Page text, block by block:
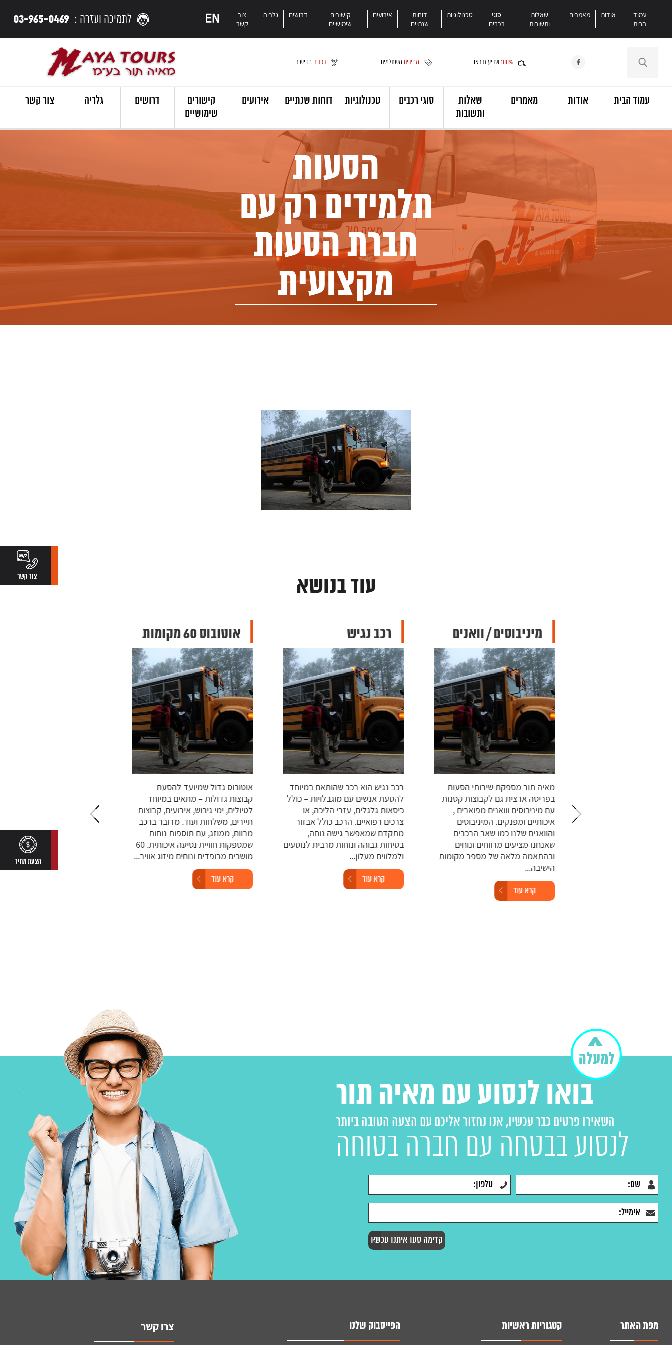
עמוד
הבית
אודות מאמרים
שאלות
ותשובות
סוגי
רכבים
טכנולוגיות
דוחות
שנתיים
אירועים
קישורים
שימושיים
דרושים גלריה
צור
קשר
לתמיכה ועזרה : 03-965-0469
100%שביעות רצון מחירים משתלמים רכבים חדישים
עמוד הבית אודות מאמרים
שאלות
ותשובות
סוגי רכבים טכנולוגיות דוחות שנתיים אירועים
קישורים
שימושיים
דרושים גלריה צור קשר
הסעות
תלמידים רק עם
חברת הסעות
מקצועית
עוד בנושא
מיניבוסים / וואנים
מאיה תור מספקת שירותי הסעות
בפריסה ארצית גם לקבוצות קטנות
עם מיניבוסים ווואנים מפוארים ,
איכותיים ומפנקים. המיניבוסים
והוואנים שלנו כמו שאר הרכבים
שאנחנו מציעים מרווחים ונוחים
ובהתאמה מלאה של מספר מקומות
הישיבה...
קרא עוד
רכב נגיש
רכב נגיש הוא רכב שהותאם במיוחד
להסעת אנשים עם מוגבלויות – כולל
כיסאות גלגלים, עזרי הליכה, או
צרכים רפואיים. הרכב כולל אבזור
מתקדם שמאפשר גישה נוחה,
בטיחות גבוהה ונוחות מרבית לנוסעים
ולמלווים מעלון...
קרא עוד
אוטובוס 60 מקומות
אוטובוס גדול שמיועד להסעת
קבוצות גדולות – מתאים במיוחד
לטיולים, ימי גיבוש, אירועים, קבוצות
תיירים, משלחות ועוד. מדובר ברכב
מרווח, ממוזג, עם תוספות נוחות
שמספקות חוויית נסיעה איכותית. 60
מושבים מרופדים ונוחים מיזוג אוויר...
קרא עוד
יוקרתית, ולעיתים גם שירותים
מותאמים אישית. הוא מתאים
להסעות לאירועים, טיולים
נסיעות עסקיות, הסעות תיירים
38 מושבים מרווחים ונוחים
בואו לנסוע עם מאיה תור
השאירו פרטים כבר עכשיו, אנו נחזור אליכם עם הצעה הטובה ביותר
לנסוע בבטחה עם חברה בטוחה
מפת האתר קטגוריות ראשיות הפייסבוק שלנו צרו קשר